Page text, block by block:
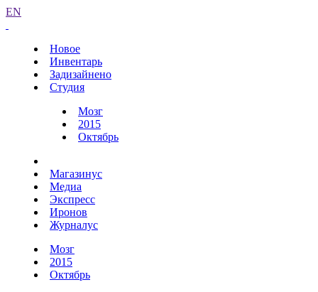
EN
Новое
Инвентарь
Задизайнено
Студия
Мозг
2015
Октябрь
Магазинус
Медиа
Экспресс
Иронов
Журналус
Мозг
2015
Октябрь